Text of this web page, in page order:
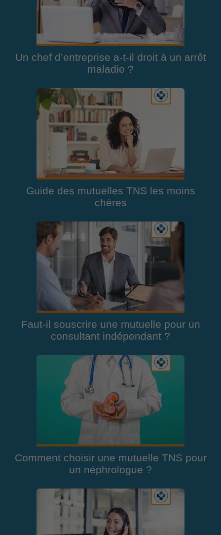
Un chef d’entreprise a-t-il droit à un arrêt
maladie ?
Guide des mutuelles TNS les moins
chères
Faut-il souscrire une mutuelle pour un
consultant indépendant ?
Comment choisir une mutuelle TNS pour
un néphrologue ?